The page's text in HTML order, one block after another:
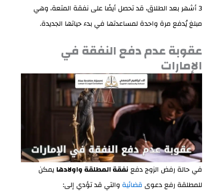
3 أشهر بعد الطلاق، قد تحصل أيضًا على نفقة المتعة، وهي
مبلغ يُدفع مرة واحدة لمساعدتها في بدء حياتها الجديدة.
عقوبة عدم دفع النفقة في
الإمارات
في حالة رفض الزوج دفعنفقة المطلقة واولادهايمكن
للمطلقة رفع دعوى قضائية والتي قد تؤدي إلى: